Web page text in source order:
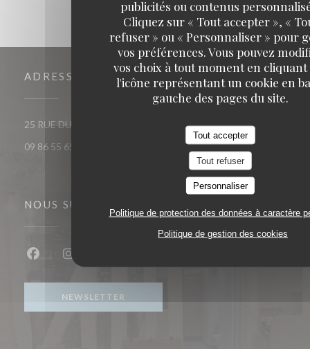
publicités ou contenus
Cliquez sur « Tout accepter », «
refuser » ou « Personnaliser » pour
vos préférences. Vous pouvez
vos choix à tout moment en
l'icône représentant un cookie en
gauche des pages du site.
Tout accepter
Tout refuser
Personnaliser
Politique de protection des données à caractère
Politique de gestion des cookies
ADRESSE
25 RUE DU ROI DE SICILE 75004 PARIS((ouvre une nouvelle
09 86 55 65 65
NOUS SUIVRE
Facebook ((ouvre une nouvelle fenêtre))
Instagram ((ouvre une nouvelle fenêtre))
NEWSLETTER